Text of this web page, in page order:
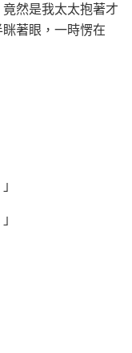
然是我太太抱著才
著眼，一時愣在